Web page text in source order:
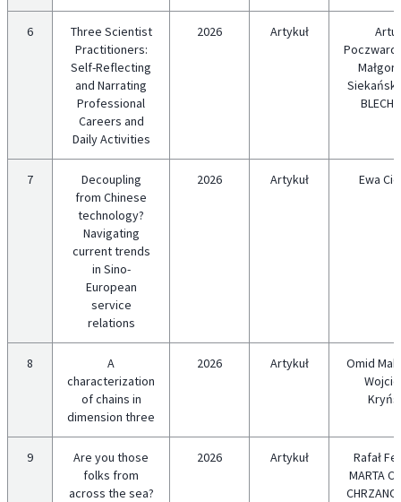
6
Three Scientist
Practitioners:
Self-Reflecting
and Narrating
Professional
Careers and
Daily Activities
2026 Artykuł
Artur
7
Decoupling
from Chinese
technology?
Navigating
current trends
in Sino-
European
service
relations
2026 Artykuł Ewa
8
A
characterization
of chains in
dimension three
2026 Artykuł
Omid
9
Are you those
folks from
across the sea?
2026 Artykuł
Rafał
MARTA